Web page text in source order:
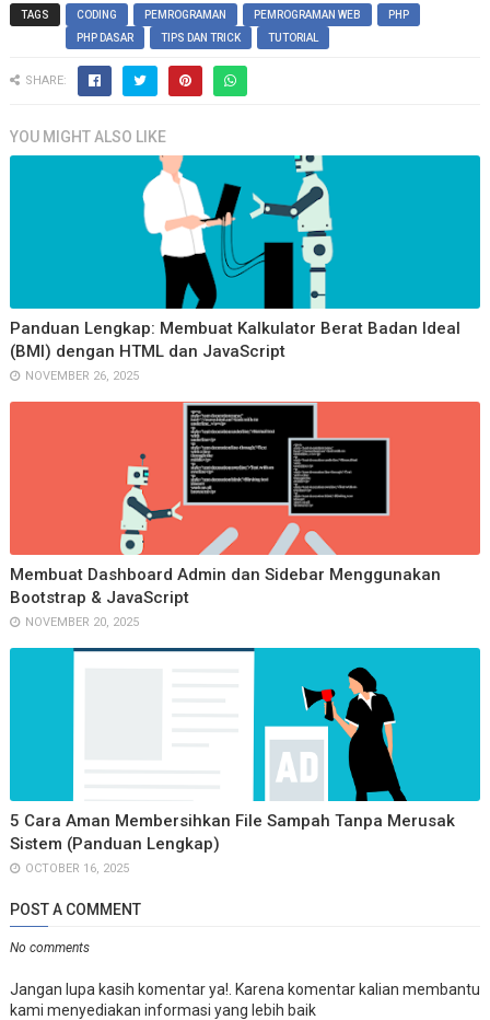
TAGS CODING PEMROGRAMAN PEMROGRAMAN WEB
PHP
PHP DASAR
TIPS DAN TRICK TUTORIAL
SHARE:
YOU MIGHT ALSO LIKE
Panduan Lengkap: Membuat Kalkulator Berat Badan Ideal
(BMI) dengan HTML dan JavaScript
NOVEMBER 26, 2025
Membuat Dashboard Admin dan Sidebar Menggunakan
Bootstrap & JavaScript
NOVEMBER 20, 2025
5 Cara Aman Membersihkan File Sampah Tanpa Merusak
Sistem (Panduan Lengkap)
OCTOBER 16, 2025
POST A COMMENT
No comments
Jangan lupa kasih komentar ya!. Karena komentar kalian membantu
kami menyediakan informasi yang lebih baik